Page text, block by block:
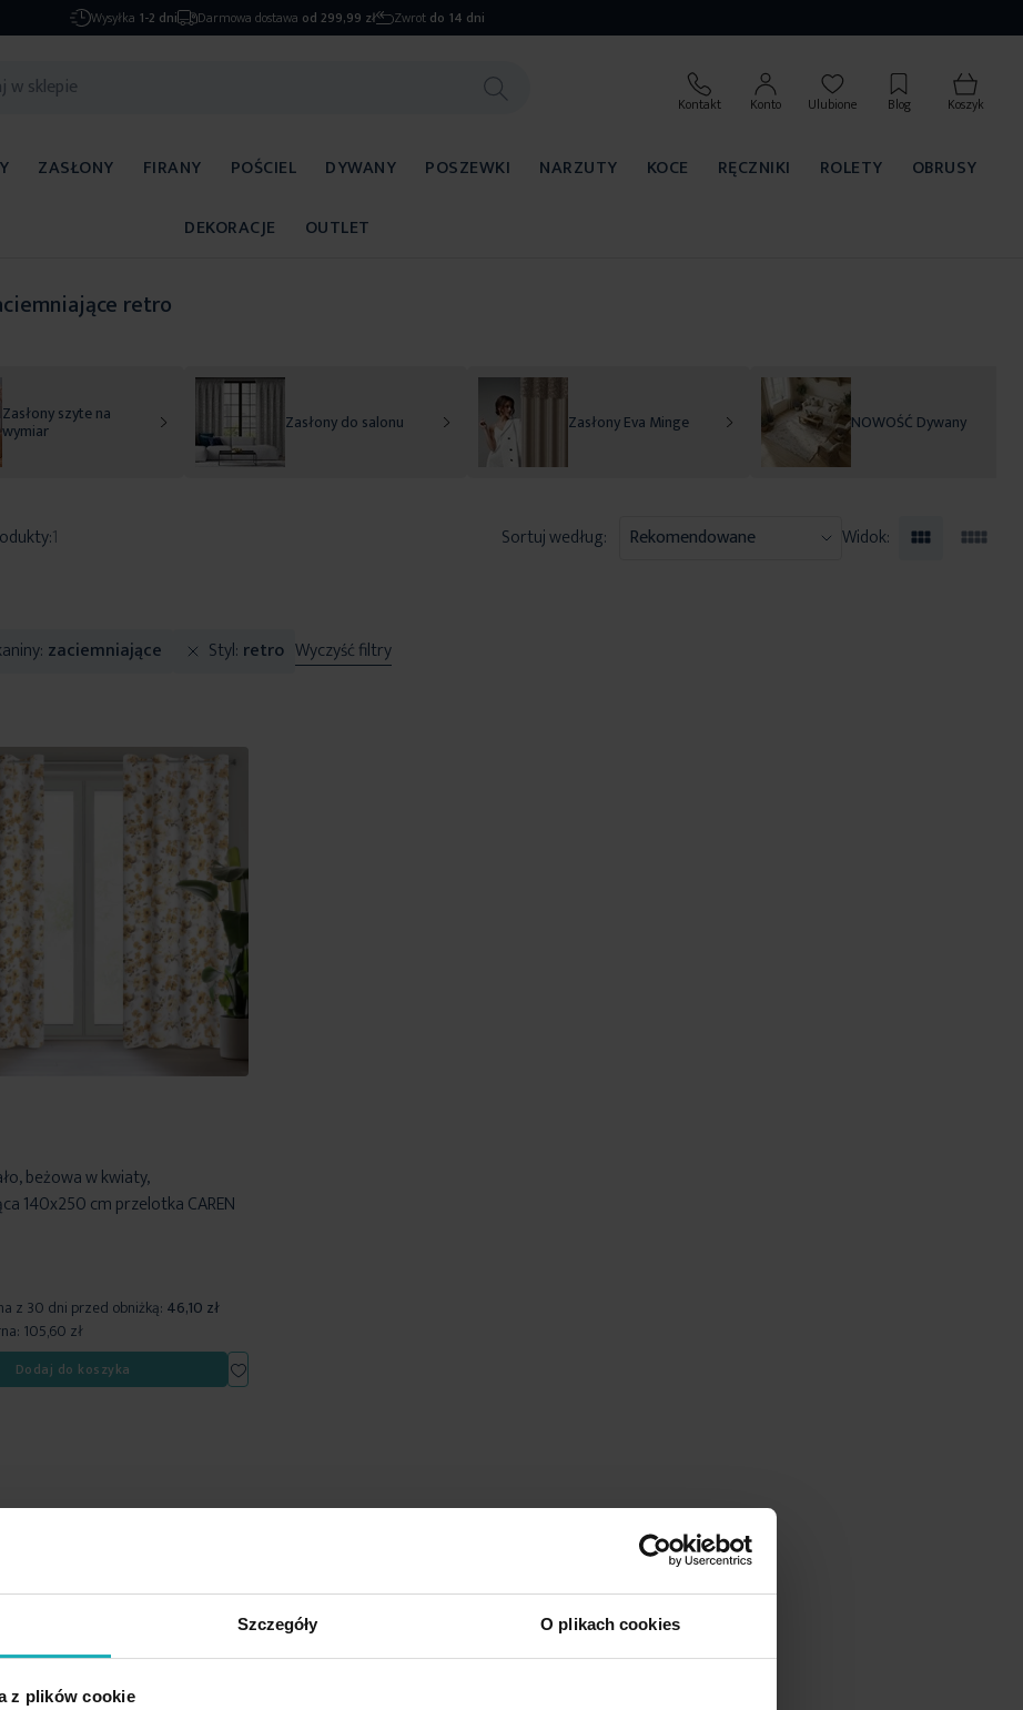
Szczegóły O plikach cookies
z plików cookie
Wysyłka 1-2 dni Darmowa dostawa od 299,99 zł Zwrot do 14 dni
Kontakt Konto Ulubione Blog Koszyk
ZASŁONY FIRANY POŚCIEL DYWANY POSZEWKI NARZUTY KOCE RĘCZNIKI ROLETY
OBRUSY
DEKORACJE
OUTLET
retro
Zasłony szyte na
wymiar Zasłony do salonu Zasłony Eva Minge NOWOŚĆ Dywany
1 Sortuj według: Widok:
zaciemniające Styl retro Wyczyść filtry
beżowa w kwiaty,
140x250 cm przelotka CAREN
z 30 dni przed obniżką: 46,10 zł
105,60 zł
Dodaj do koszyka
Dodaj
do